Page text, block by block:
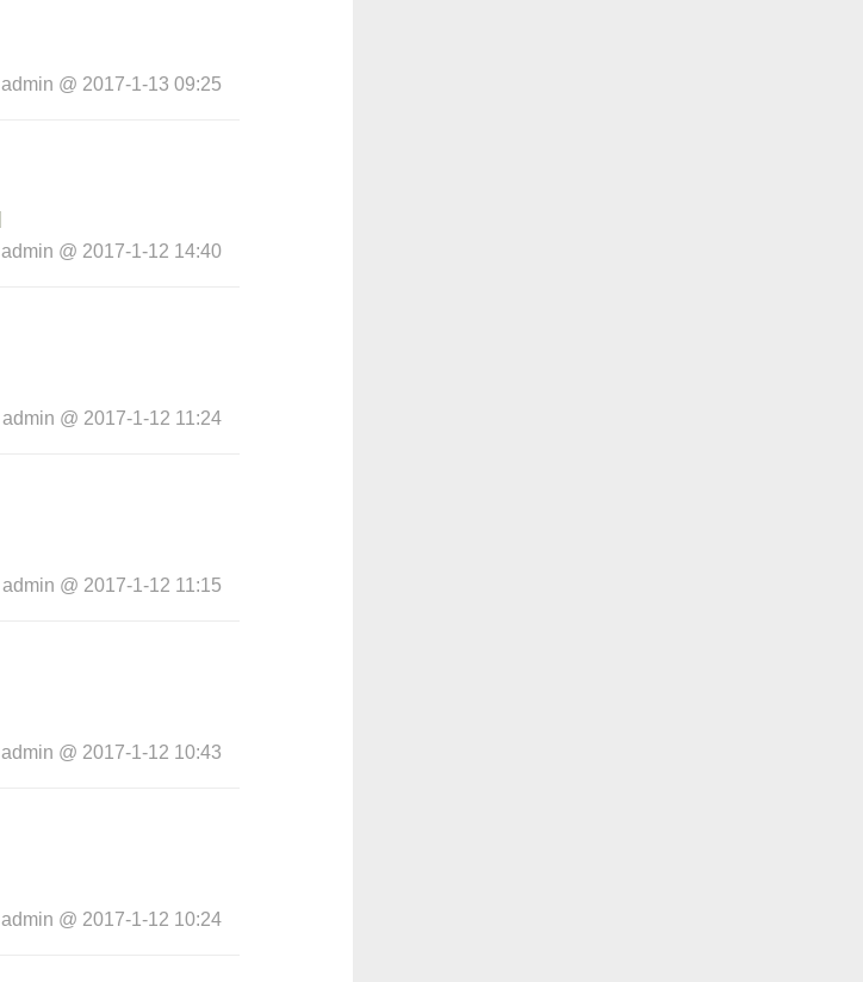
admin @ 2017-1-13 09:25
admin @ 2017-1-12 14:40
admin @ 2017-1-12 11:24
admin @ 2017-1-12 11:15
admin @ 2017-1-12 10:43
admin @ 2017-1-12 10:24